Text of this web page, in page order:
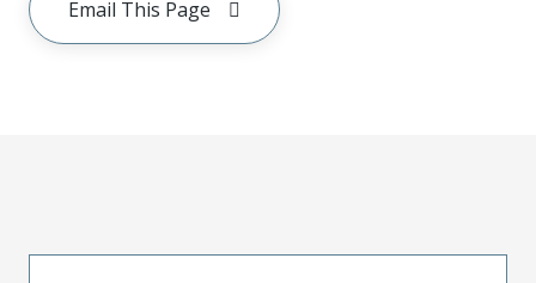
Email This Page